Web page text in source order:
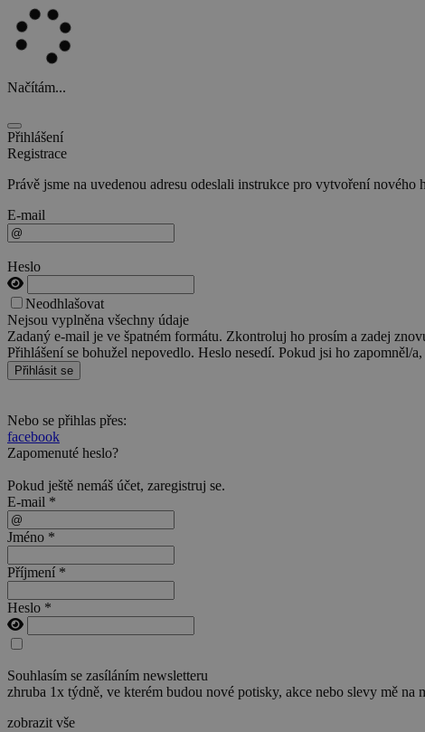
Načítám...
Přihlášení
Registrace
Právě jsme na uvedenou adresu odeslali instrukce pro vytvoření
E-mail
Heslo
Neodhlašovat
Nejsou vyplněna všechny údaje
Zadaný e-mail je ve špatném formátu. Zkontroluj ho prosím a zadej
Přihlášení se bohužel nepovedlo. Heslo nesedí. Pokud jsi ho zapomněl/
Přihlásit se
Nebo se přihlas přes:
facebook
Zapomenuté heslo?
Pokud ještě nemáš účet, zaregistruj se.
E-mail *
Jméno *
Příjmení *
Heslo *
Souhlasím se zasíláním newsletteru
zhruba 1x týdně, ve kterém budou nové potisky, akce nebo slevy mě
zobrazit vše